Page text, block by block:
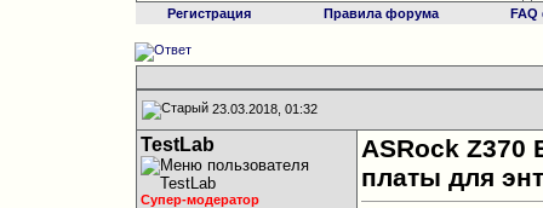
Регистрация Правила форума
23.03.2018, 01:32
TestLab
Супер-модератор
ASRock Z370
платы для